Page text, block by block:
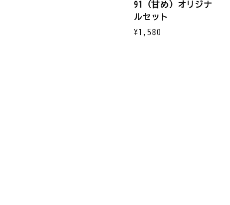
91（甘め）オリジナ
ルセット
¥1,580